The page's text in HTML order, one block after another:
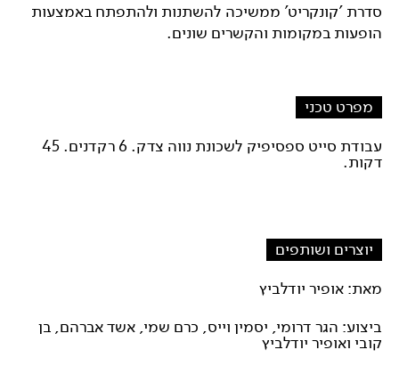
סדרת 'קונקריט' ממשיכה להשתנות ולהתפתח באמצעות
הופעות במקומות והקשרים שונים.
מפרט טכני
עבודת סייט ספסיפיק לשכונת נווה צדק. 6 רקדנים. 45
דקות.
יוצרים ושותפים
מאת: אופיר יודלביץ
ביצוע: הגר דרומי, יסמין וייס, כרם שמי, אשד אברהם, בן
קובי ואופיר יודלביץ